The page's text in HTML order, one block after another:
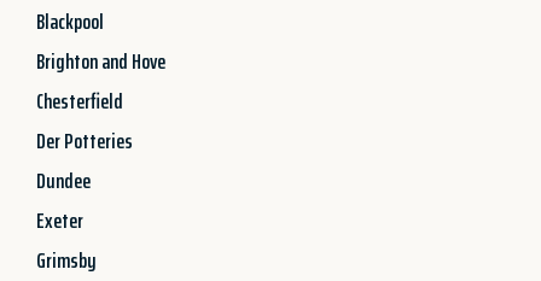
Blackpool
Brighton and Hove
Chesterfield
Der Potteries
Dundee
Exeter
Grimsby